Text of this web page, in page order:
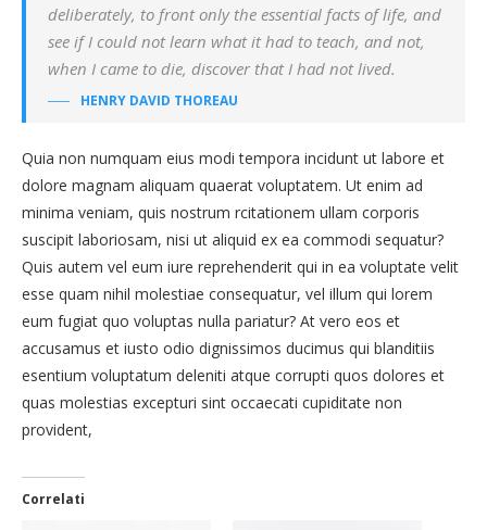
deliberately, to front only the essential facts of life, and
see if I could not learn what it had to teach, and not,
when I came to die, discover that I had not lived.
HENRY DAVID THOREAU
Quia non numquam eius modi tempora incidunt ut labore et
dolore magnam aliquam quaerat voluptatem. Ut enim ad
minima veniam, quis nostrum rcitationem ullam corporis
suscipit laboriosam, nisi ut aliquid ex ea commodi sequatur?
Quis autem vel eum iure reprehenderit qui in ea voluptate velit
esse quam nihil molestiae consequatur, vel illum qui lorem
eum fugiat quo voluptas nulla pariatur? At vero eos et
accusamus et iusto odio dignissimos ducimus qui blanditiis
esentium voluptatum deleniti atque corrupti quos dolores et
quas molestias excepturi sint occaecati cupiditate non
provident,
Correlati